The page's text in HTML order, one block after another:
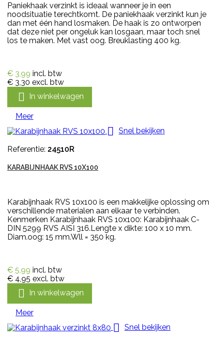
Paniekhaak verzinkt is ideaal wanneer je in een
noodsituatie terechtkomt. De paniekhaak verzinkt kun je
dan met één hand losmaken. De haak is zo ontworpen
dat deze niet per ongeluk kan losgaan, maar toch snel
los te maken. Met vast oog. Breuklasting 400 kg.
€ 3,99 incl. btw
€ 3,30 excl. btw
 In winkelwagen
Meer
 Snel bekijken
Referentie: 24510R
KARABIJNHAAK RVS 10X100
Karabijnhaak RVS 10x100 is een makkelijke oplossing om
verschillende materialen aan elkaar te verbinden.
Kenmerken Karabijnhaak RVS 10x100: Karabijnhaak C-
DIN 5299 RVS AISI 316.Lengte x dikte: 100 x 10 mm.
Diam.oog: 15 mm.Wll = 350 kg.
€ 5,99 incl. btw
€ 4,95 excl. btw
 In winkelwagen
Meer
 Snel bekijken